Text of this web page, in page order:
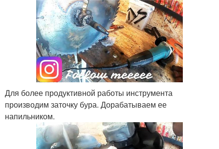
Для более продуктивной работы инструмента
производим заточку бура. Дорабатываем ее
напильником.